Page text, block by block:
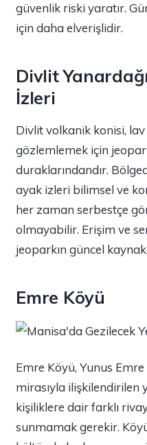
güvenlik riski yaratır.
için daha elverişlidir.
Divlit
İzleri
Divlit volkanik konisi, lav
gözlemlemek için
duraklarındandır.
ayak izleri bilimsel ve
her zaman serbestçe
olmayabilir. Erişim ve
jeoparkın güncel
Emre Köyü
Emre Köyü, Yunus
mirasıyla ilişkilendirilen
kişiliklere dair farklı
sunmamak gerekir.